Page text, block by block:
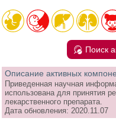
Поиск
Описание активных
Приведенная научная
использована для принятия
лекарственного препарата.
Дата обновления: 2020.11.07